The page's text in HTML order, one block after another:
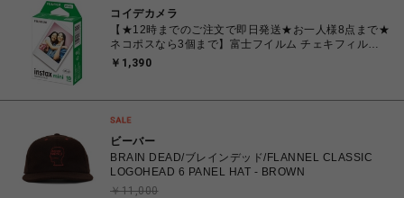
コイデカメラ
【★12時までのご注文で即日発送★お一人様8点まで★
ネコポスなら3個まで】富士フイルム チェキフィル
ム FUJIFILM INSTAX MINI JP1 [ チェキ instax mini
￥1,390
ビーバー
BRAIN DEAD/ブレインデッド/FLANNEL CLASSIC
LOGOHEAD 6 PANEL HAT - BROWN
￥11,000